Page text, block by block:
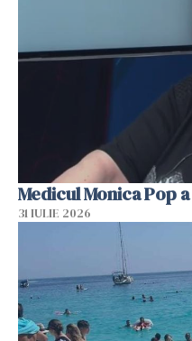
Medicul Monica Pop
31 IULIE 2026